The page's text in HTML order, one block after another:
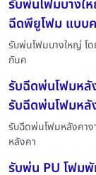
รับพ่นโฟมบางใ
ฉีดพียูโฟม แบบ
รับพ่นโฟมบางใหญ่ โ
กันค
รับฉีดพ่นโฟมหลั
รับฉีดพ่นโฟมหลั
รับฉีดพ่นโฟมหลังคาง
หลังคา
รับพ่น PU โฟม